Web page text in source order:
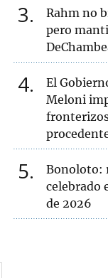
3
Rahm no
pero
4
El
Meloni
5
Bonoloto:
celebrado
de 2026